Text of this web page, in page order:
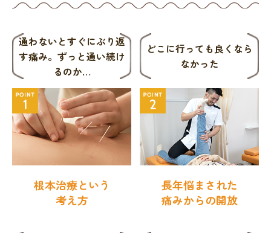
通わないとすぐにぶり返
す痛み。 ずっと通い続け
るのか…
根本治療という
考え方
どこに行っても良くなら
なかった
長年悩まされた
痛みからの開放